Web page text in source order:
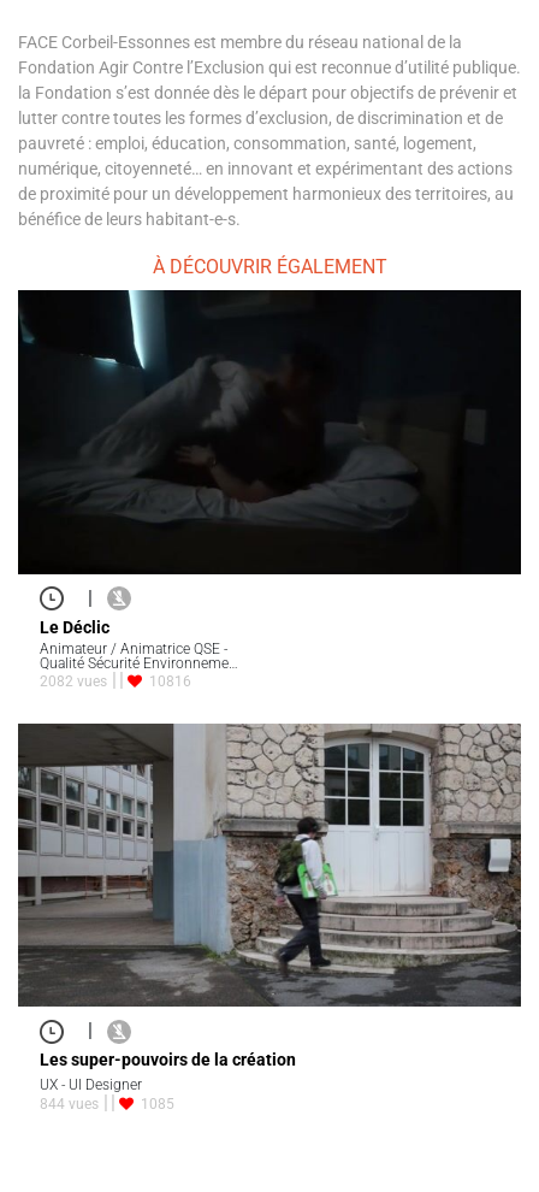
FACE Corbeil-Essonnes est membre du réseau national de la
Fondation Agir Contre l’Exclusion qui est reconnue d’utilité publique.
la Fondation s’est donnée dès le départ pour objectifs de prévenir et
lutter contre toutes les formes d’exclusion, de discrimination et de
pauvreté : emploi, éducation, consommation, santé, logement,
numérique, citoyenneté… en innovant et expérimentant des actions
de proximité pour un développement harmonieux des territoires, au
bénéfice de leurs habitant-e-s.
À DÉCOUVRIR ÉGALEMENT
|
Le Déclic
Animateur / Animatrice QSE -
Qualité Sécurité Environneme…
2082 vues
10816
|
Les super-pouvoirs de la création
UX - UI Designer
844 vues
1085